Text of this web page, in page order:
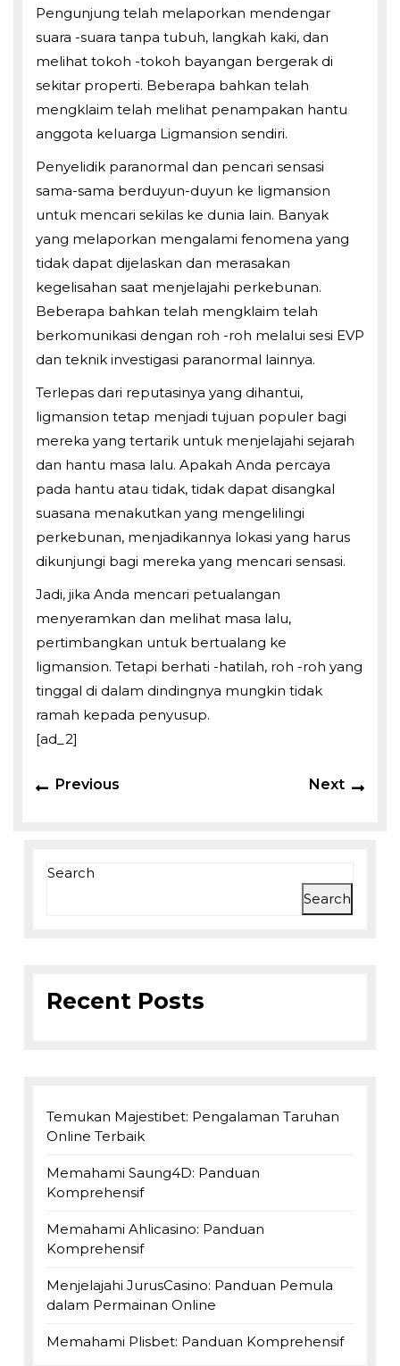
Pengunjung telah melaporkan mendengar
suara -suara tanpa tubuh, langkah kaki, dan
melihat tokoh -tokoh bayangan bergerak di
sekitar properti. Beberapa bahkan telah
mengklaim telah melihat penampakan hantu
anggota keluarga Ligmansion sendiri.
Penyelidik paranormal dan pencari sensasi
sama-sama berduyun-duyun ke ligmansion
untuk mencari sekilas ke dunia lain. Banyak
yang melaporkan mengalami fenomena yang
tidak dapat dijelaskan dan merasakan
kegelisahan saat menjelajahi perkebunan.
Beberapa bahkan telah mengklaim telah
berkomunikasi dengan roh -roh melalui sesi EVP
dan teknik investigasi paranormal lainnya.
Terlepas dari reputasinya yang dihantui,
ligmansion tetap menjadi tujuan populer bagi
mereka yang tertarik untuk menjelajahi sejarah
dan hantu masa lalu. Apakah Anda percaya
pada hantu atau tidak, tidak dapat disangkal
suasana menakutkan yang mengelilingi
perkebunan, menjadikannya lokasi yang harus
dikunjungi bagi mereka yang mencari sensasi.
Jadi, jika Anda mencari petualangan
menyeramkan dan melihat masa lalu,
pertimbangkan untuk bertualang ke
ligmansion. Tetapi berhati -hatilah, roh -roh yang
tinggal di dalam dindingnya mungkin tidak
ramah kepada penyusup.
[ad_2]
Previous Next
Search
Search
Recent Posts
Temukan Majestibet: Pengalaman Taruhan
Online Terbaik
Memahami Saung4D: Panduan
Komprehensif
Memahami Ahlicasino: Panduan
Komprehensif
Menjelajahi JurusCasino: Panduan Pemula
dalam Permainan Online
Memahami Plisbet: Panduan Komprehensif